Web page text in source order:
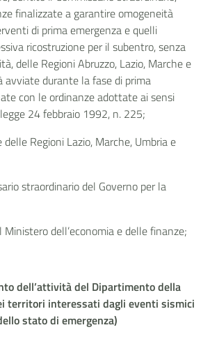
finalizzate a garantire omogeneità
di prima emergenza e quelli
ricostruzione per il subentro, senza
delle Regioni Abruzzo, Lazio, Marche e
durante la fase di prima
con le ordinanze adottate ai sensi
24 febbraio 1992, n. 225;
delle Regioni Lazio, Marche, Umbria e
straordinario del Governo per la
Ministero dell’economia e delle finanze;
dell’attività del Dipartimento della
territori interessati dagli eventi sismici
stato di emergenza)